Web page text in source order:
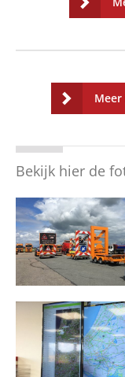
Bekijk hier de